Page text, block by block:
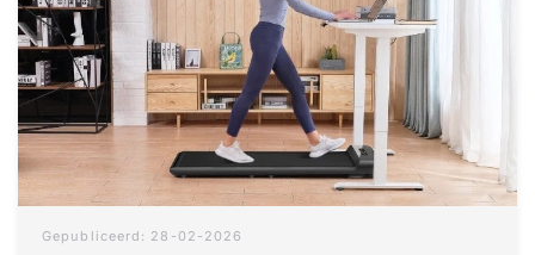
Gepubliceerd: 28-02-2026